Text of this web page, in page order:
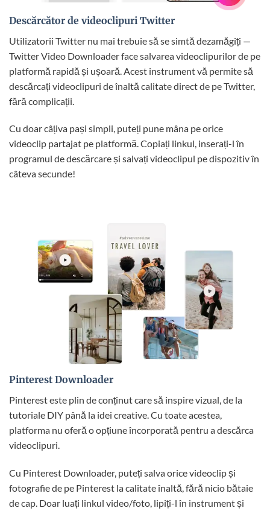
Descărcător de videoclipuri Twitter
Utilizatorii Twitter nu mai trebuie să se simtă dezamăgiți —
Twitter Video Downloader face salvarea videoclipurilor de pe
platformă rapidă și ușoară. Acest instrument vă permite să
descărcați videoclipuri de înaltă calitate direct de pe Twitter,
fără complicații.
Cu doar câțiva pași simpli, puteți pune mâna pe orice
videoclip partajat pe platformă. Copiați linkul, inserați-l în
programul de descărcare și salvați videoclipul pe dispozitiv în
câteva secunde!
Pinterest Downloader
Pinterest este plin de conținut care să inspire vizual, de la
tutoriale DIY până la idei creative. Cu toate acestea,
platforma nu oferă o opțiune încorporată pentru a descărca
videoclipuri.
Cu Pinterest Downloader, puteți salva orice videoclip și
fotografie de pe Pinterest la calitate înaltă, fără nicio bătaie
de cap. Doar luați linkul video/foto, lipiți-l în instrument și